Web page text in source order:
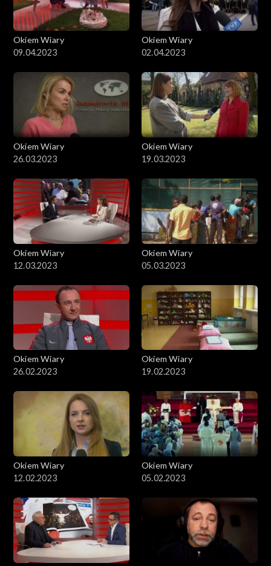
Okiem Wiary
09.04.2023
Okiem Wiary
02.04.2023
Okiem Wiary
26.03.2023
Okiem Wiary
19.03.2023
Okiem Wiary
12.03.2023
Okiem Wiary
05.03.2023
Okiem Wiary
26.02.2023
Okiem Wiary
19.02.2023
Okiem Wiary
12.02.2023
Okiem Wiary
05.02.2023